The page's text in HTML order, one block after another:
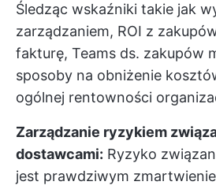
Śledząc wskaźniki takie jak
zarządzaniem, ROI z
fakturę, Teams ds. zakupów
sposoby na obniżenie
ogólnej rentowności
Zarządzanie ryzykiem
dostawcami: Ryzyko
jest prawdziwym